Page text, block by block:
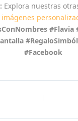
Explora nuestras
imágenes
#Flavia
#Facebook